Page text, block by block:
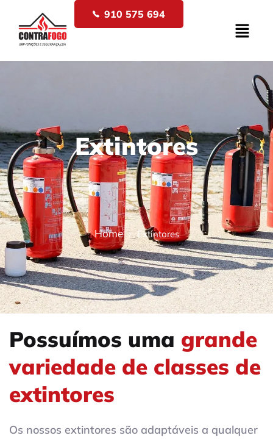
910 575 694
Extintores
Home Extintores
Possuímos uma grande
variedade de classes de
extintores
Os nossos extintores são adaptáveis a qualquer